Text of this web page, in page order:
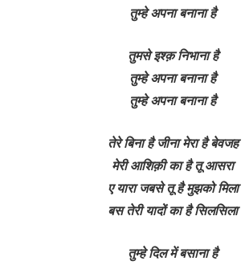
तुम्हे अपना बनाना है
तुमसे इश्क़ निभाना है
तुम्हे अपना बनाना है
तुम्हे अपना बनाना है
तेरे बिना है जीना मेरा है बेवजह
मेरी आशिक़ी का है तू आसरा
ए यारा जबसे तू है मुझको मिला
बस तेरी यादों का है सिलसिला
तुम्हे दिल में बसाना है